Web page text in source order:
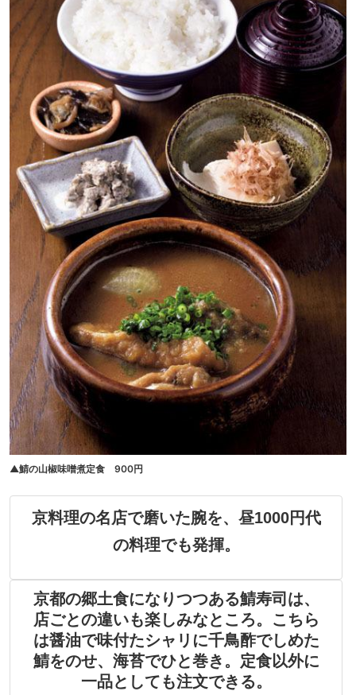
▲鯖の山椒味噌煮定食 900円
京料理の名店で磨いた腕を、昼1000円代
の料理でも発揮。
京都の郷土食になりつつある鯖寿司は、
店ごとの違いも楽しみなところ。こちら
は醤油で味付たシャリに千鳥酢でしめた
鯖をのせ、海苔でひと巻き。定食以外に
一品としても注文できる。